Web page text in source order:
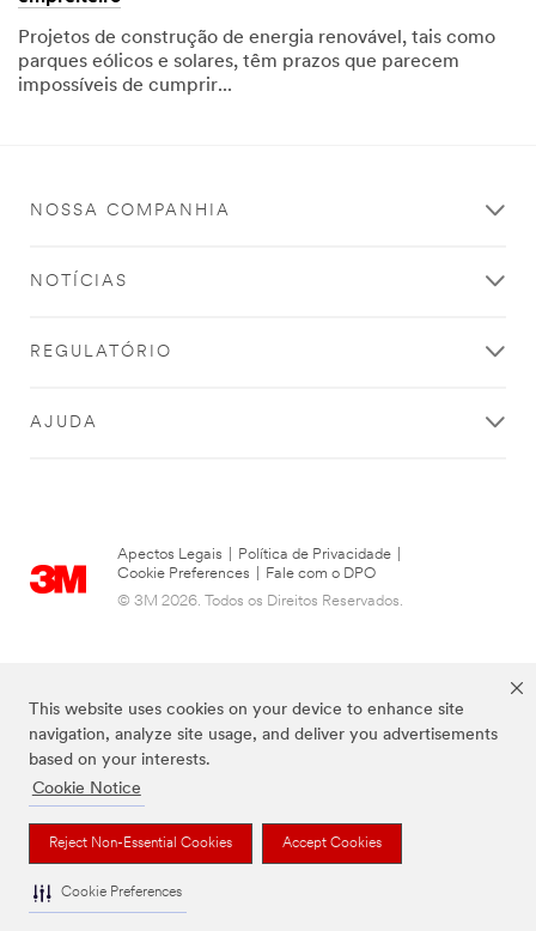
This website uses cookies on your device to enhance site
navigation, analyze site usage, and deliver you advertisements
based on your interests.
Cookie Notice
Reject Non-Essential Cookies Accept Cookies
Cookie Preferences
Projetos de construção de energia renovável, tais como
parques eólicos e solares, têm prazos que parecem
impossíveis de cumprir...
NOSSA COMPANHIA
NOTÍCIAS
REGULATÓRIO
AJUDA
Apectos Legais Política de Privacidade
Cookie Preferences
Fale com o DPO
© 3M 2026. Todos os Direitos Reservados.
As marcas listadas a cima são marcas comerciais da 3M.